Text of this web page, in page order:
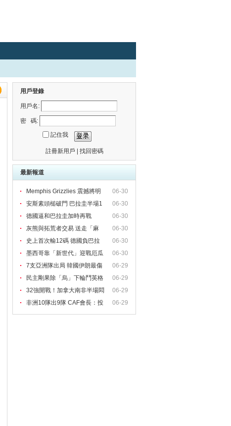
用戶登錄
用戶名:
密 碼:
記住我
註冊新用戶 找回密碼
最新報道
06-30
Memphis Grizzlies 震撼將明
06-30
安斯素頭槌破門 巴拉圭半場1
06-30
德國逼和巴拉圭加時再戰
06-30
灰熊與拓荒者交易 送走「麻
06-30
史上首次輸12碼 德國負巴拉
06-30
墨西哥靠「新世代」迎戰厄瓜
06-29
7支亞洲隊出局 韓國伊朗最傷
06-29
民主剛果除「烏」下輪鬥英格
06-29
32強開戰！加拿大南非半場悶
和
06-29
非洲10隊出9隊 CAF會長：投
資